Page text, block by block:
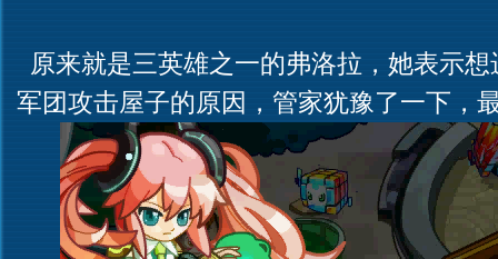
原来就是三英雄之一的弗洛拉，她表示
军团攻击屋子的原因，管家犹豫了一下，